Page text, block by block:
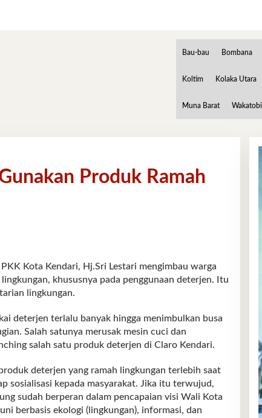
Bau-bau Bombana
Koltim Kolaka Utara
Muna Barat Wakatobi
Produk Ramah
Kota Kendari, Hj.Sri Lestari mengimbau warga
khususnya pada penggunaan deterjen. Itu
lingkungan.
deterjen terlalu banyak hingga menimbulkan busa
Salah satunya merusak mesin cuci dan
salah satu produk deterjen di Claro Kendari.
deterjen yang ramah lingkungan terlebih saat
sosialisasi kepada masyarakat. Jika itu terwujud,
sudah berperan dalam pencapaian visi Wali Kota
berbasis ekologi (lingkungan), informasi, dan